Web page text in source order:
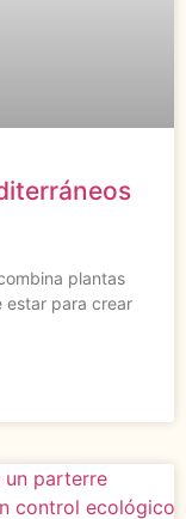
plantas
estar para crear